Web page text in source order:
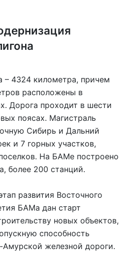
4324 километра, причем
расположены в
Дорога проходит в шести
поясах. Магистраль
Сибирь и Дальний
и 7 горных участков,
На БАМе построено
более 200 станций.
развития Восточного
БАМа дан старт
новых объектов,
способность
Амурской железной дороги.